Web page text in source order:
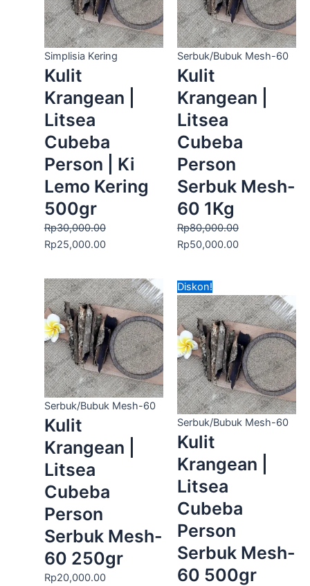
Simplisia Kering
Kulit
Krangean |
Litsea
Cubeba
Person | Ki
Lemo Kering
500gr
Rp30,000.00
Rp25,000.00
Serbuk/Bubuk Mesh-60
Kulit
Krangean |
Litsea
Cubeba
Person
Serbuk Mesh-
60 1Kg
Rp80,000.00
Rp50,000.00
Serbuk/Bubuk Mesh-60
Kulit
Krangean |
Litsea
Cubeba
Person
Serbuk Mesh-
60 250gr
Rp20,000.00
Diskon!
Serbuk/Bubuk Mesh-60
Kulit
Krangean |
Litsea
Cubeba
Person
Serbuk Mesh-
60 500gr
Harga
aslinya
adalah:
Rp40,000.00.
saat
ini
adalah:
Rp30,000.00.